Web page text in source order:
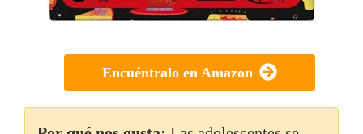
Encuéntralo en Amazon